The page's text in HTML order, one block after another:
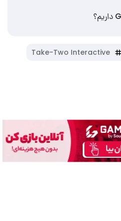
Take-Two Interactive